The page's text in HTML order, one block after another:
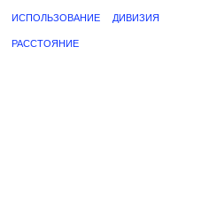
ИСПОЛЬЗОВАНИЕ ДИВИЗИЯ
РАССТОЯНИЕ